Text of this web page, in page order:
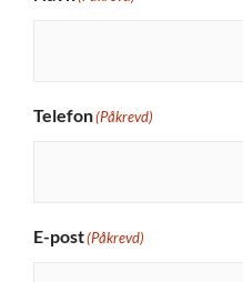
Telefon(Påkrevd)
E-post(Påkrevd)